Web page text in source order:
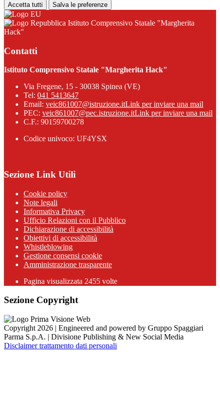
Accetta tutti Salva le preferenze
Istituto Comprensivo Statale "Margherita
Hack"
Contatti
Istituto Comprensivo Statale "Margherita Hack"
Via Fregene, 15 - 30038 Spinea (VE)
Tel: 041 5413647
Email: veic861007@istruzione.itLink per inviare una mail
PEC: veic861007@pec.istruzione.itLink per inviare una mail
C.F.: 90159700278
Codice univoco: UF4YSX
Sezione Link Utili
Cookie policy
Note legali
Informativa Privacy
Ufficio Relazioni con il Pubblico
Dichiarazione di accessibilità
Obiettivi di accessibilità
Whistleblowing
Gestione consensi cookie
Amministrazione trasparente
Pagina visualizzata 2455 volte
Sezione Copyright
Copyright 2026 | Engineered and powered by Gruppo Spaggiari
Parma S.p.A. | Divisione Publishing & New Social Media
Disclaimer trattamento dati personali